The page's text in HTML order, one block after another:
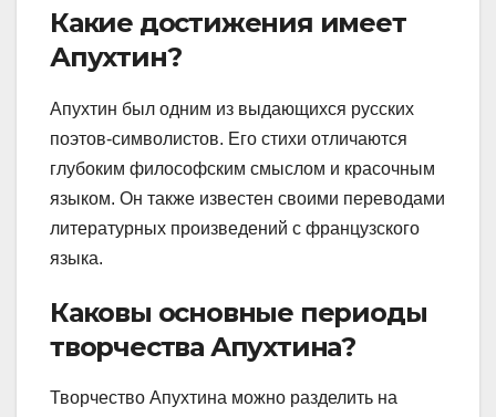
Какие достижения имеет
Апухтин?
Апухтин был одним из выдающихся русских
поэтов-символистов. Его стихи отличаются
глубоким философским смыслом и красочным
языком. Он также известен своими переводами
литературных произведений с французского
языка.
Каковы основные периоды
творчества Апухтина?
Творчество Апухтина можно разделить на